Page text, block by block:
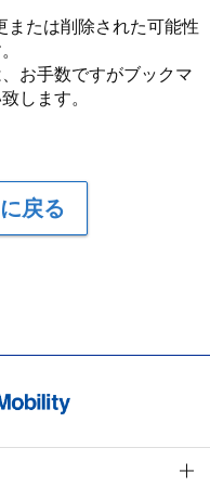
または削除された可能性
お手数ですがブックマ
します。
戻る